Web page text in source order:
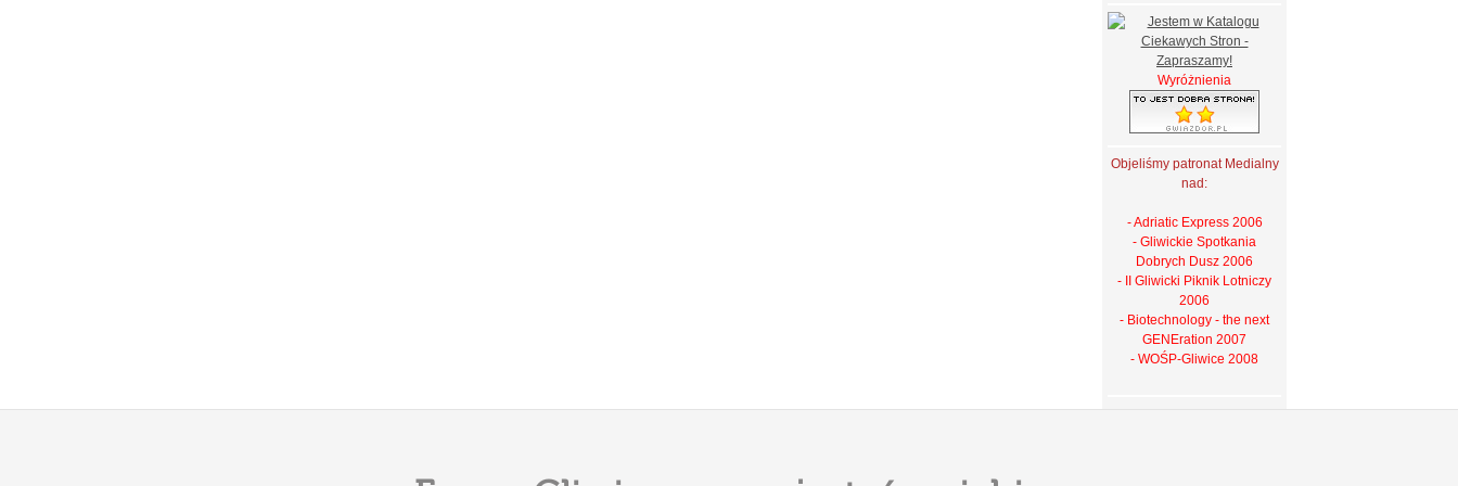
Wyróżnienia
Objeliśmy patronat Medialny
nad:
- Adriatic Express 2006
- Gliwickie Spotkania
Dobrych Dusz 2006
- II Gliwicki Piknik Lotniczy
2006
- Biotechnology - the next
GENEration 2007
- WOŚP-Gliwice 2008